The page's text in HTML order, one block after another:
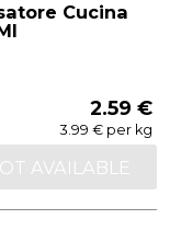
Cucina
2.59 €
3.99 € per kg
AVAILABLE